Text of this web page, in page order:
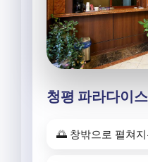
청평 파라다이스
🌅 창밖으로 펼쳐